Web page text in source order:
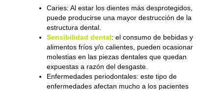
Caries: Al estar los dientes más desprotegidos,
puede producirse una mayor destrucción de la
estructura dental.
Sensibilidad dental: el consumo de bebidas y
alimentos fríos y/o calientes, pueden ocasionar
molestias en las piezas dentales que quedan
expuestas a razón del desgaste.
Enfermedades periodontales: este tipo de
enfermedades afectan mucho a los pacientes